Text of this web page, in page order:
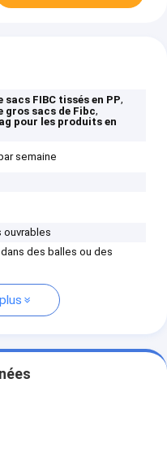
sacs FIBC tissés en PP,
gros sacs de Fibc,
pour les produits en
semaine
ouvrables
des balles ou des